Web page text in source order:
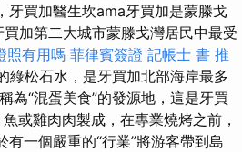
牙買加醫生坎ama牙買加是蒙滕戈
加第二大城市蒙滕戈灣居民中最受
照有用嗎 菲律賓簽證 記帳士 書 推
綠松石水，是牙買加北部海岸最多
為“混蛋美食”的發源地，這是牙買
或雞肉肉製成，在專業燒烤之前，
一個嚴重的“行業”將游客帶到島